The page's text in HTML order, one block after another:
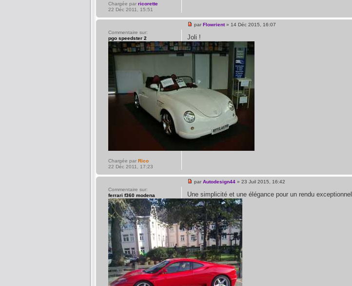
Chargée par ricorette
22 Déc 2011, 15:51
par Flowrient» 14 Déc 2015, 16:07
Joli !
Commentaire sur:
pgo speedster 2
Chargée par Rico
22 Déc 2011, 17:23
par Autodesign44» 23 Juil 2015, 16:42
Une simplicité et une élégance pour un rendu exceptionnel
Commentaire sur:
ferrari f360 modena